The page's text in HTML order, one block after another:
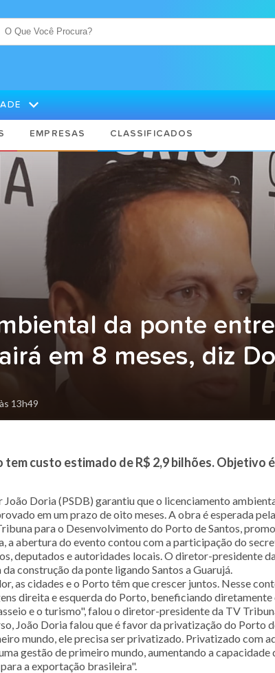
EMPRESAS CLASSIFICADOS
da ponte
em 8 meses, diz
13h49
tem custo estimado de R$ 2,9 bilhões.
Doria (PSDB) garantiu que o licenciamento
em um prazo de oito meses. A obra é esperada
para o Desenvolvimento do Porto de Santos,
a abertura do evento contou com a participação do
deputados e autoridades locais. O diretor-presidente
construção da ponte ligando Santos a Guarujá.
as cidades e o Porto têm que crescer juntos. Nesse
direita e esquerda do Porto, beneficiando
e o turismo", falou o diretor-presidente da TV
João Doria falou que é favor da privatização do Porto
mundo, ele precisa ser privatizado. Privatizado com
gestão de primeiro mundo, aumentando a
a exportação brasileira".